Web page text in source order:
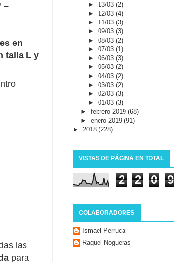
–
en
talla L y
las
para
► 13/03(2)
► 12/03(4)
► 11/03(3)
►09/03(3)
►08/03(2)
►07/03(1)
►06/03(3)
►05/03(2)
►04/03(2)
►03/03(2)
►02/03(3)
►01/03(3)
► febrero 2019 (68)
► enero 2019 (91)
► 2018 (228)
VISTAS DE PÁGINA EN TOTAL
2 2 0 9
COLABORADORES
Ismael Perruca
Raquel Nogueras